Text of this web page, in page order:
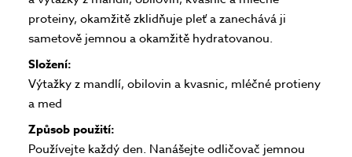
proteiny, okamžitě zklidňuje pleť a zanechává ji
sametově jemnou a okamžitě hydratovanou.
Složení:
Výtažky z mandlí, obilovin a kvasnic, mléčné protieny
a med
Způsob použití:
Používejte každý den. Nanášejte odličovač jemnou